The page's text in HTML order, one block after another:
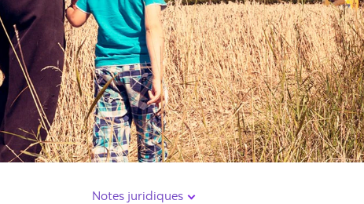
Notes juridiques